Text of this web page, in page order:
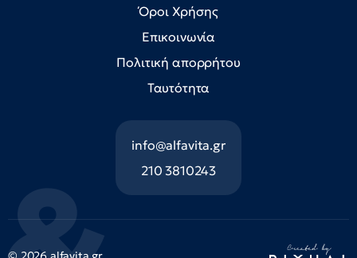
Όροι Χρήσης
Επικοινωνία
Πολιτική απορρήτου
Ταυτότητα
info@alfavita.gr
210 3810243